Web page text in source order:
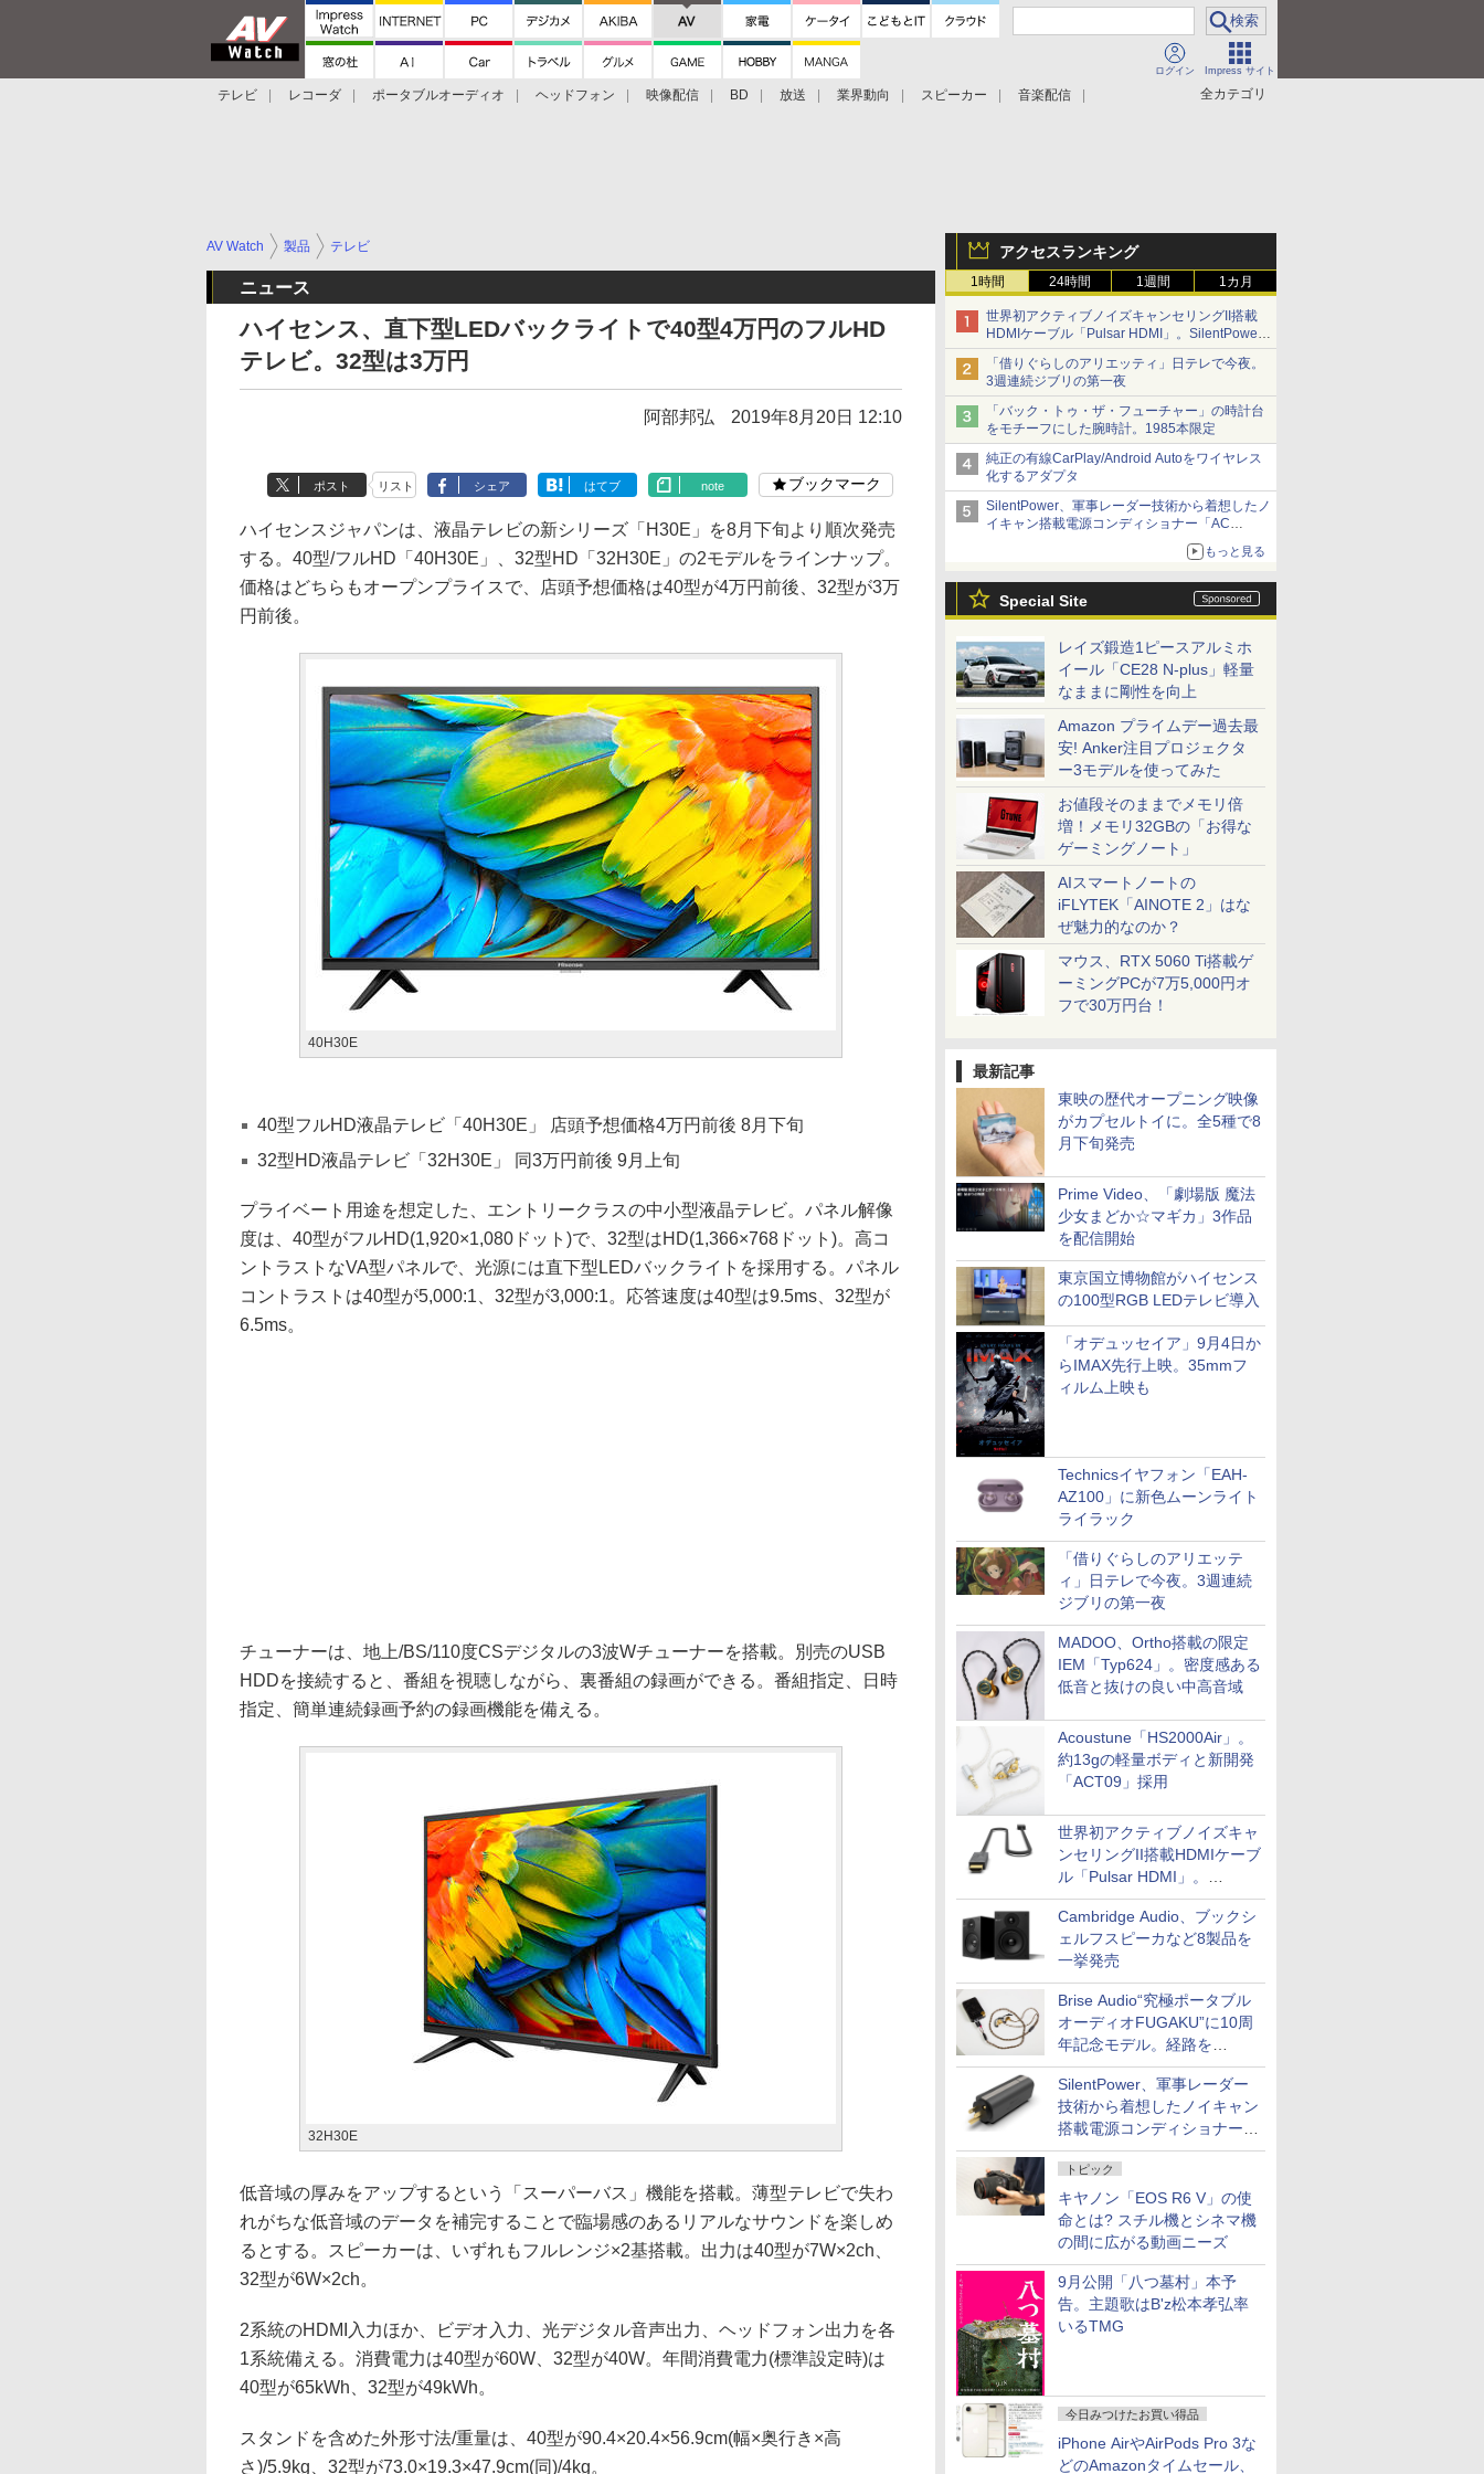
ログイン Impress サイト
全カテゴリ
テレビ レコーダ ポータブルオーディオ ヘッドフォン 映像配信 BD 放送 業界動向 スピーカー
音楽配信
アクセスランキング
1時間 24時間 1週間 1カ月
世界初アクティブノイズキャンセリングII搭載
HDMIケーブル「Pulsar HDMI」。SilentPower
から
「借りぐらしのアリエッティ」日テレで今夜。
3週連続ジブリの第一夜
「バック・トゥ・ザ・フューチャー」の時計台
をモチーフにした腕時計。1985本限定
純正の有線CarPlay/Android Autoをワイヤレス
化するアダプタ
SilentPower、軍事レーダー技術から着想したノ
イキャン搭載電源コンディショナー「AC
もっと見る
Special Site
レイズ鍛造1ピースアルミホ
イール「CE28 N-plus」軽量
なままに剛性を向上
Amazon プライムデー過去最
安! Anker注目プロジェクタ
ー3モデルを使ってみた
お値段そのままでメモリ倍
増！メモリ32GBの「お得な
ゲーミングノート」
AIスマートノートの
iFLYTEK「AINOTE 2」はな
ぜ魅力的なのか？
マウス、RTX 5060 Ti搭載ゲ
ーミングPCが7万5,000円オ
フで30万円台！
最新記事
東映の歴代オープニング映像
がカプセルトイに。全5種で8
月下旬発売
Prime Video、「劇場版 魔法
少女まどか☆マギカ」3作品
を配信開始
東京国立博物館がハイセンス
の100型RGB LEDテレビ導入
「オデュッセイア」9月4日か
らIMAX先行上映。35mmフ
ィルム上映も
Technicsイヤフォン「EAH-
AZ100」に新色ムーンライト
ライラック
「借りぐらしのアリエッテ
ィ」日テレで今夜。3週連続
ジブリの第一夜
MADOO、Ortho搭載の限定
IEM「Typ624」。密度感ある
低音と抜けの良い中高音域
Acoustune「HS2000Air」。
約13gの軽量ボディと新開発
「ACT09」採用
世界初アクティブノイズキャ
ンセリングII搭載HDMIケーブ
ル「Pulsar HDMI」。
SilentPowerから
Cambridge Audio、ブックシ
ェルフスピーカなど8製品を
一挙発売
Brise Audio“究極ポータブル
オーディオFUGAKU”に10周
年記念モデル。経路を
NISHIKIで統一。400万円
SilentPower、軍事レーダー
技術から着想したノイキャン
搭載電源コンディショナー
「AC iPurifier2」
トピック
キヤノン「EOS R6 V」の使
命とは? スチル機とシネマ機
の間に広がる動画ニーズ
9月公開「八つ墓村」本予
告。主題歌はB'z松本孝弘率
いるTMG
今日みつけたお買い得品
iPhone AirやAirPods Pro 3な
どのAmazonタイムセール、
AV Watch 製品 テレビ
ニュース
ハイセンス、直下型LEDバックライトで40型4万円のフルHD
テレビ。32型は3万円
阿部邦弘 2019年8月20日 12:10
ポスト リスト シェア はてブ note ブックマーク
ハイセンスジャパンは、液晶テレビの新シリーズ「H30E」を8月下旬より順次発売
する。40型/フルHD「40H30E」、32型HD「32H30E」の2モデルをラインナップ。
価格はどちらもオープンプライスで、店頭予想価格は40型が4万円前後、32型が3万
円前後。
40H30E
40型フルHD液晶テレビ「40H30E」 店頭予想価格4万円前後 8月下旬
32型HD液晶テレビ「32H30E」 同3万円前後 9月上旬
プライベート用途を想定した、エントリークラスの中小型液晶テレビ。パネル解像
度は、40型がフルHD(1,920×1,080ドット)で、32型はHD(1,366×768ドット)。高コ
ントラストなVA型パネルで、光源には直下型LEDバックライトを採用する。パネル
コントラストは40型が5,000:1、32型が3,000:1。応答速度は40型は9.5ms、32型が
6.5ms。
チューナーは、地上/BS/110度CSデジタルの3波Wチューナーを搭載。別売のUSB
HDDを接続すると、番組を視聴しながら、裏番組の録画ができる。番組指定、日時
指定、簡単連続録画予約の録画機能を備える。
32H30E
低音域の厚みをアップするという「スーパーバス」機能を搭載。薄型テレビで失わ
れがちな低音域のデータを補完することで臨場感のあるリアルなサウンドを楽しめ
るとする。スピーカーは、いずれもフルレンジ×2基搭載。出力は40型が7W×2ch、
32型が6W×2ch。
2系統のHDMI入力ほか、ビデオ入力、光デジタル音声出力、ヘッドフォン出力を各
1系統備える。消費電力は40型が60W、32型が40W。年間消費電力(標準設定時)は
40型が65kWh、32型が49kWh。
スタンドを含めた外形寸法/重量は、40型が90.4×20.4×56.9cm(幅×奥行き×高
さ)/5.9kg、32型が73.0×19.3×47.9cm(同)/4kg。